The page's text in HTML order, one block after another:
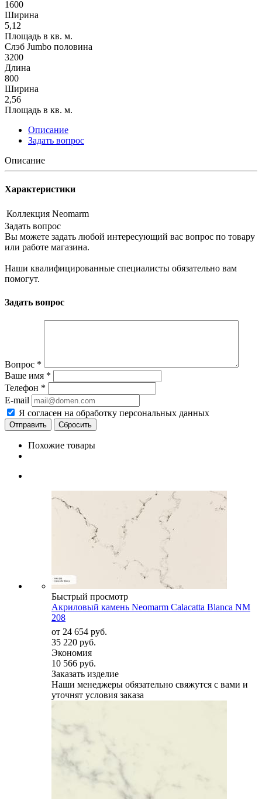
1600
Ширина
5,12
Площадь в кв. м.
Слэб Jumbo половина
3200
Длина
800
Ширина
2,56
Площадь в кв. м.
Описание
Задать вопрос
Описание
Характеристики
Коллекция Neomarm
Задать вопрос
Вы можете задать любой интересующий вас вопрос по товару
или работе магазина.
Наши квалифицированные специалисты обязательно вам
помогут.
Задать вопрос
Вопрос *
Ваше имя *
Телефон *
E-mail
Я согласен на обработку персональных данных
Сбросить
Похожие товары
Быстрый просмотр
Акриловый камень Neomarm Calacatta Blanca NM
208
от 24 654 руб.
35 220 руб.
Экономия
10 566 руб.
Заказать изделие
Наши менеджеры обязательно свяжутся с вами и
уточнят условия заказа